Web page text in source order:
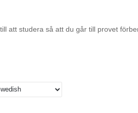
att studera så att du går till provet